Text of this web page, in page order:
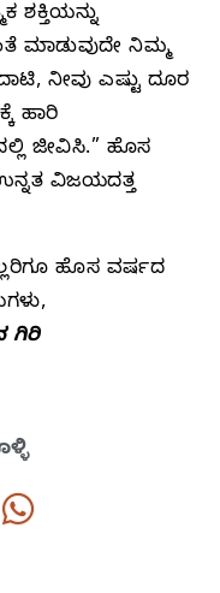
ಶಕ್ತಿಯನ್ನು
ಮಾಡುವುದೇ ನಿಮ್ಮ
ನೀವು ಎಷ್ಟು ದೂರ
ಹಾರಿ
ಜೀವಿಸಿ.” ಹೊಸ
ವಿಜಯದತ್ತ
ಹೊಸ ವರ್ಷದ
ಗಿರಿ